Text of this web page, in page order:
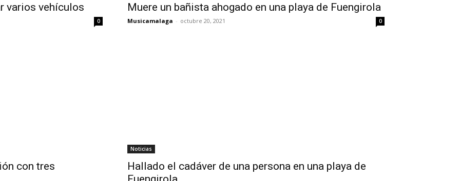
varios vehículos
0
Muere un bañista ahogado en una playa de Fuengirola
Musicamalaga - octubre 20, 2021 0
con tres
Noticias
Hallado el cadáver de una persona en una playa de